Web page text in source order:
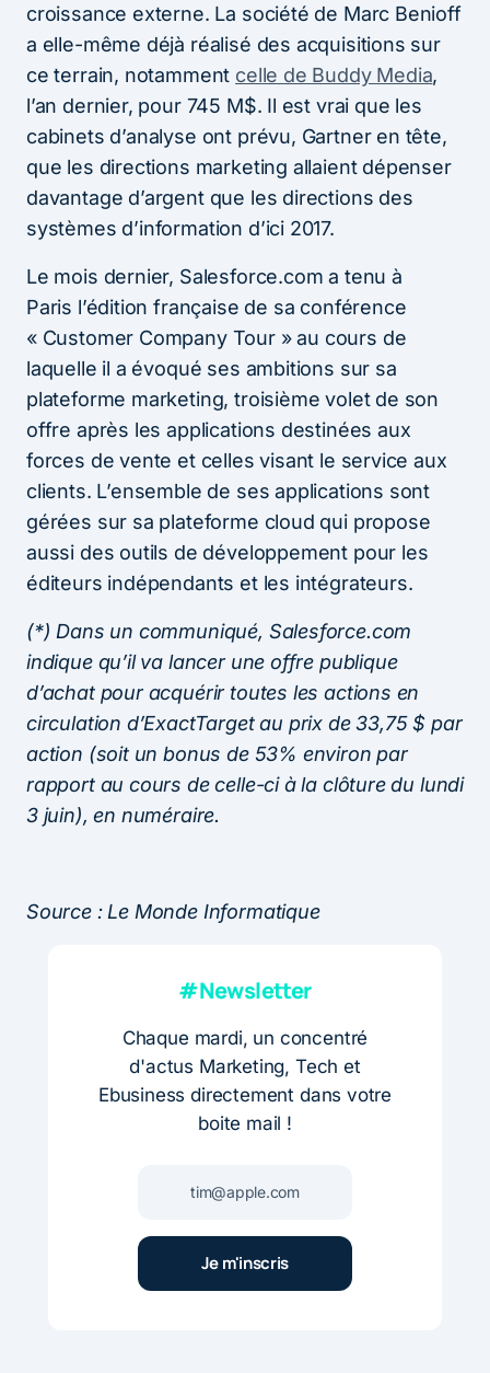
croissance externe. La société de Marc Benioff
a elle-même déjà réalisé des acquisitions sur
ce terrain, notamment celle de Buddy Media,
l’an dernier, pour 745 M$. Il est vrai que les
cabinets d’analyse ont prévu, Gartner en tête,
que les directions marketing allaient dépenser
davantage d’argent que les directions des
systèmes d’information d’ici 2017.
Le mois dernier, Salesforce.com a tenu à
Paris l’édition française de sa conférence
« Customer Company Tour » au cours de
laquelle il a évoqué ses ambitions sur sa
plateforme marketing, troisième volet de son
offre après les applications destinées aux
forces de vente et celles visant le service aux
clients. L’ensemble de ses applications sont
gérées sur sa plateforme cloud qui propose
aussi des outils de développement pour les
éditeurs indépendants et les intégrateurs.
(*) Dans un communiqué, Salesforce.com
indique qu’il va lancer une offre publique
d’achat pour acquérir toutes les actions en
circulation d’ExactTarget au prix de 33,75 $ par
action (soit un bonus de 53% environ par
rapport au cours de celle-ci à la clôture du lundi
3 juin), en numéraire.
Source : Le Monde Informatique
#Newsletter
Chaque mardi, un concentré
d'actus Marketing, Tech et
Ebusiness directement dans votre
boite mail !